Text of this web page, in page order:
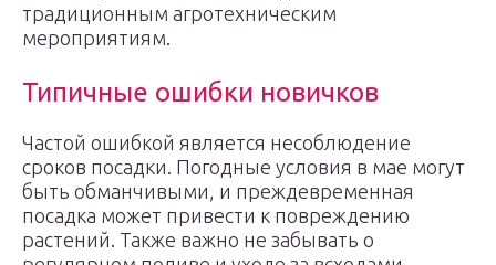
традиционным агротехническим
мероприятиям.
Типичные ошибки новичков
Частой ошибкой является несоблюдение
сроков посадки. Погодные условия в мае могут
быть обманчивыми, и преждевременная
посадка может привести к повреждению
растений. Также важно не забывать о